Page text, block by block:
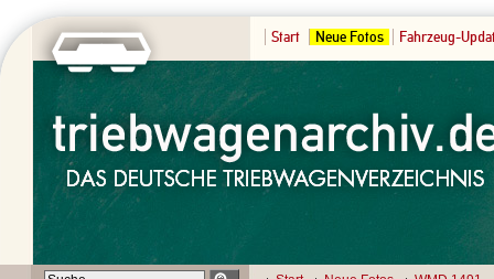
Start Neue Fotos Fahrzeug-